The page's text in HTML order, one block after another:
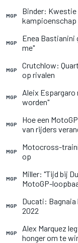
MGP
Binder:
kampioenschap
MGP
Enea Bastianini
me"
MGP
Crutchlow:
op rivalen
MGP
Aleix
worden"
MGP
Hoe een
van rijders
MGP
Motocross-
op
MGP
Miller: "Tijd bij
MotoGP-
MGP
Ducati:
2022
MGP
Alex Marquez
honger om te